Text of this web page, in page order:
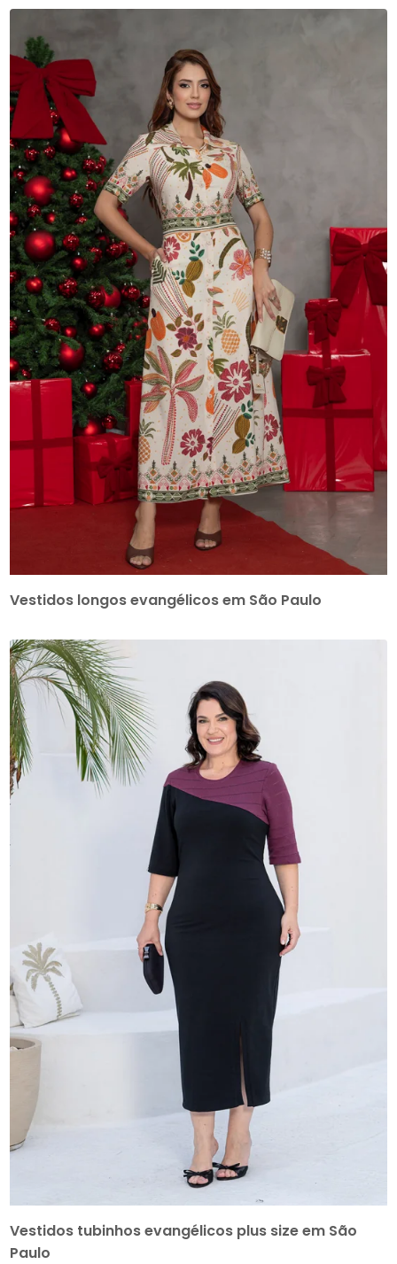
Vestidos longos evangélicos em São Paulo
Vestidos tubinhos evangélicos plus size em São
Paulo